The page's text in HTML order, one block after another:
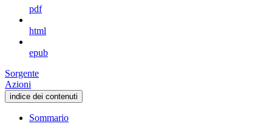
pdf
html
epub
Sorgente
Azioni
indice dei contenuti
Sommario